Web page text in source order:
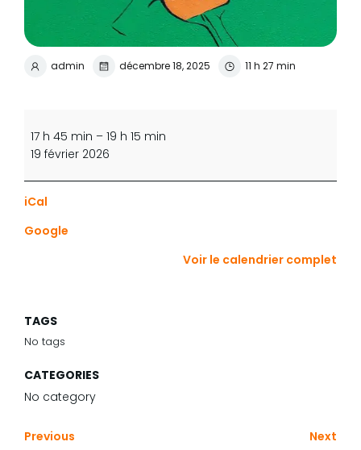
admin décembre 18, 2025 11 h 27 min
dirigé
jeunes
17 h 45 min – 19 h 15 min
19 février 2026
iCal
Google
Voir le calendrier complet
TAGS
No tags
CATEGORIES
No category
Previous Next